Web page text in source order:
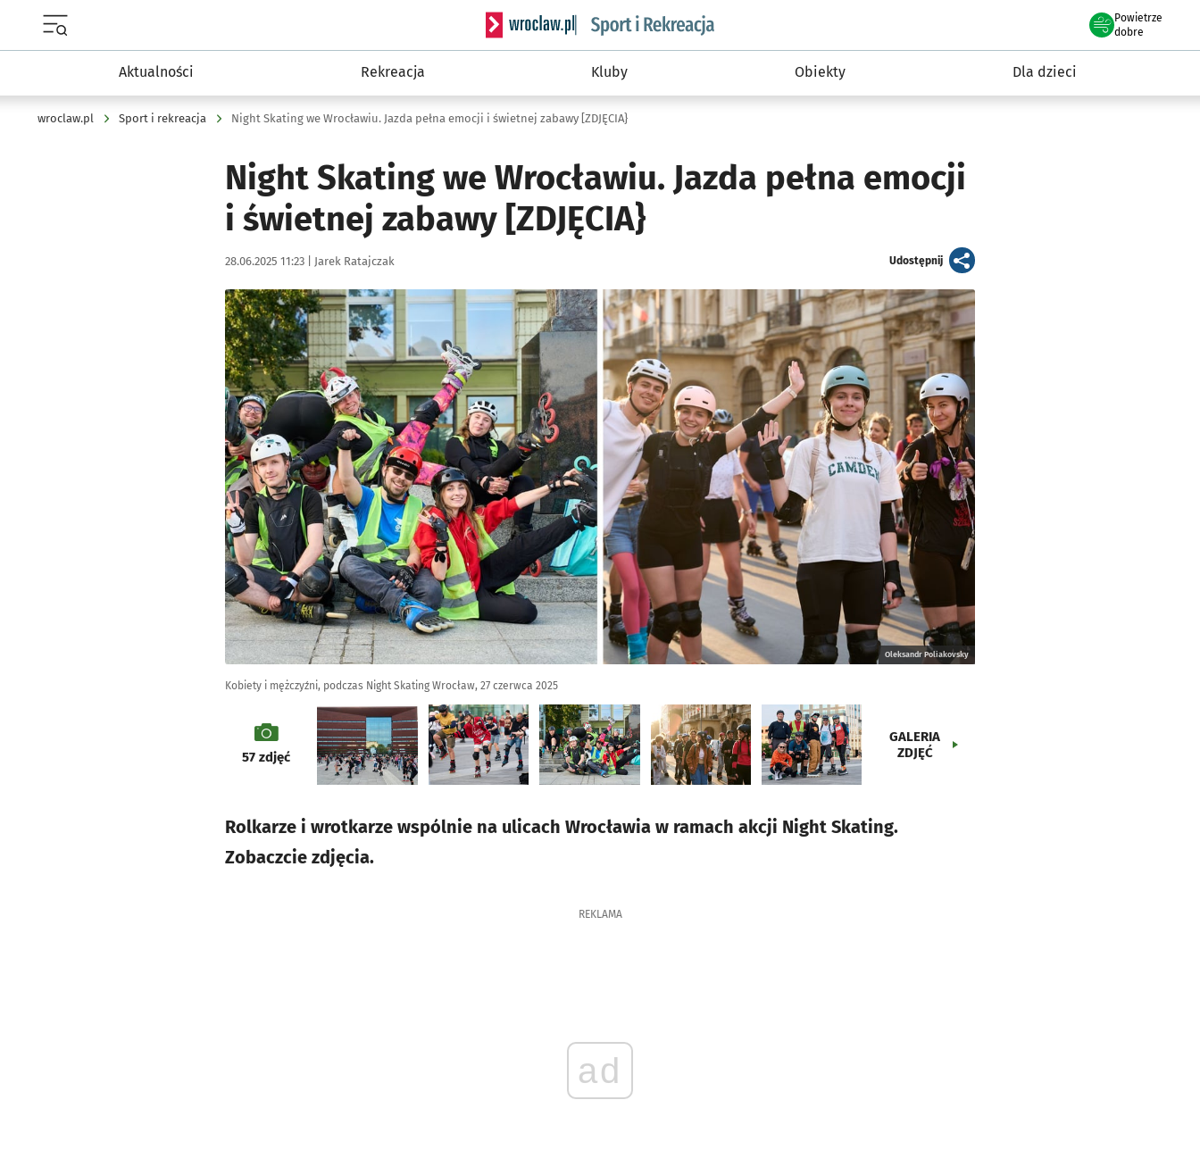
Serwis informacyjny wroclaw.pl podserwis: Sport i rekreacja
Powietrze
we Wrocławiu
dobre
Aktualności Rekreacja Kluby Obiekty Dla dzieci
wroclaw.pl Sport i rekreacja Night Skating we Wrocławiu. Jazda pełna emocji i świetnej zabawy [ZDJĘCIA}
Night Skating we Wrocławiu. Jazda pełna emocji
i świetnej zabawy [ZDJĘCIA}
Data publikacji:
28.06.2025 11:23 | Autor:
Jarek Ratajczak Udostępnijartykuł
Kliknij, aby zobaczyć galerię
Oleksandr Poliakovsky
Kobiety i mężczyźni, podczas Night Skating Wrocław, 27 czerwca 2025
galeria
57zdjęć
GALERIA
ZDJĘĆ
Rolkarze i wrotkarze wspólnie na ulicach Wrocławia w ramach akcji Night Skating.
Zobaczcie zdjęcia.
REKLAMA
ad